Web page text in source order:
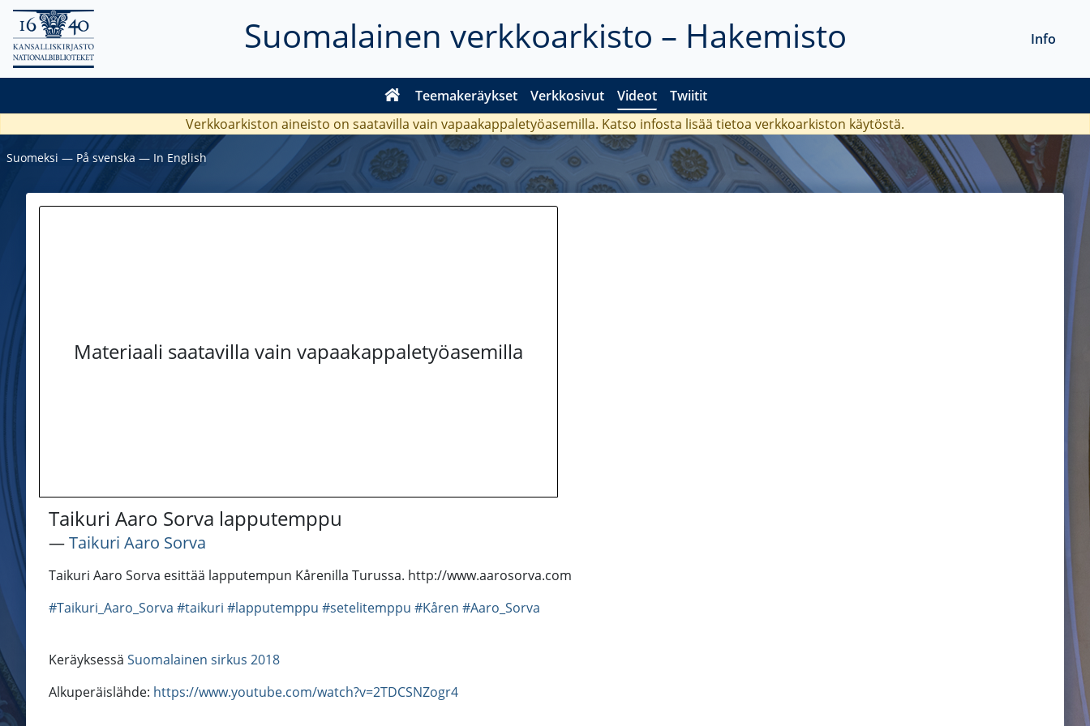
Suomalainen verkkoarkisto – Hakemisto
Teemakeräykset Verkkosivut Videot Twiitit
Info
Verkkoarkiston aineisto on saatavilla vain vapaakappaletyöasemilla. Katso infosta lisää tietoa verkkoarkiston käytöstä.
Suomeksi ― På svenska ― In English
Materiaali saatavilla vain vapaakappaletyöasemilla
Taikuri Aaro Sorva lapputemppu
―Taikuri Aaro Sorva
Taikuri Aaro Sorva esittää lapputempun Kårenilla Turussa. http://www.aarosorva.com
#Taikuri_Aaro_Sorva #taikuri #lapputemppu #setelitemppu #Kåren #Aaro_Sorva
Keräyksessä Suomalainen sirkus 2018
Alkuperäislähde: https://www.youtube.com/watch?v=2TDCSNZogr4